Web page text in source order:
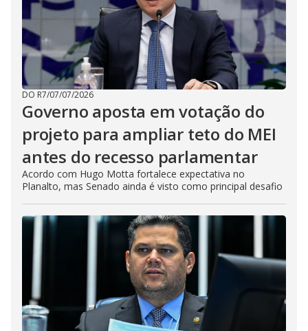
DO R7/07/07/2026
Governo aposta em votação do
projeto para ampliar teto do MEI
antes do recesso parlamentar
Acordo com Hugo Motta fortalece expectativa no
Planalto, mas Senado ainda é visto como principal desafio